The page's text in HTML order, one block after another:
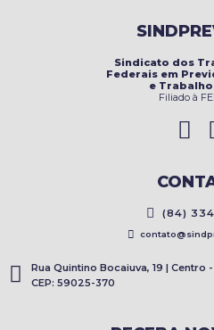
Sindicato dos
Federais em
e Trabalho
Filiado à
(84)
Rua Quintino Bocaiuva, 19 | Centro -
CEP: 59025-370